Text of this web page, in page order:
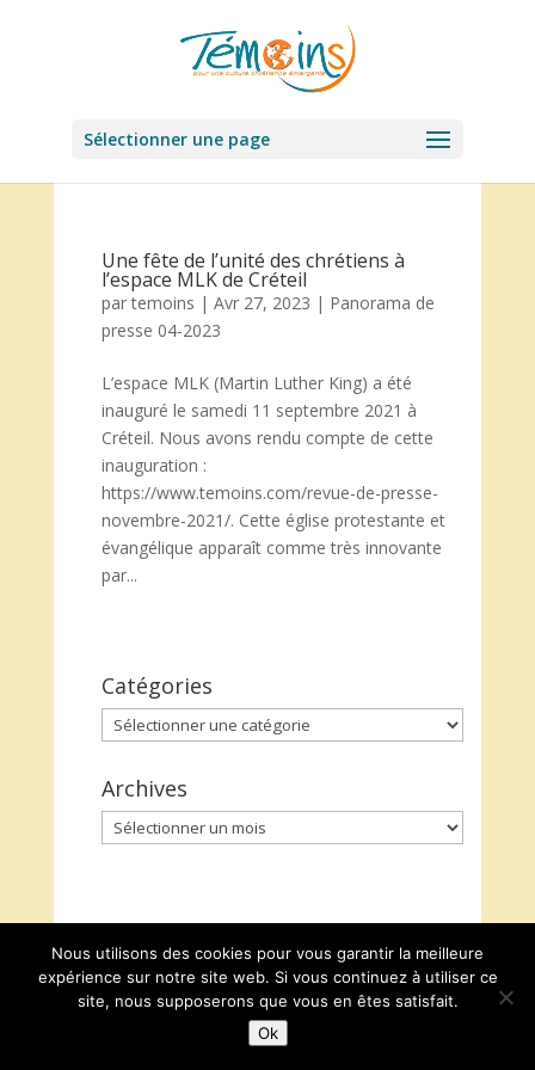
Sélectionner une page
Une fête de l’unité des chrétiens à
l’espace MLK de Créteil
partemoins | Avr 27, 2023 | Panorama de
presse 04-2023
L’espace MLK (Martin Luther King) a été
inauguré le samedi 11 septembre 2021 à
Créteil. Nous avons rendu compte de cette
inauguration :
https://www.temoins.com/revue-de-presse-
novembre-2021/. Cette église protestante et
évangélique apparaît comme très innovante
par...
Catégories
Catégories
Archives
Archives
Nous utilisons des cookies pour vous garantir la meilleure
expérience sur notre site web. Si vous continuez à utiliser ce
site, nous supposerons que vous en êtes satisfait.
Ok